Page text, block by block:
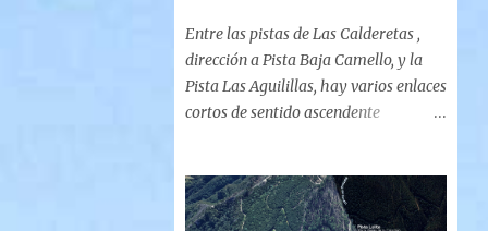
Entre las pistas de Las Calderetas ,
dirección a Pista Baja Camello, y la
Pista Las Aguilillas, hay varios enlaces
cortos de sentido ascendente
que permiten crear rutas circulares
con ambos trayectos. Estas pistas no